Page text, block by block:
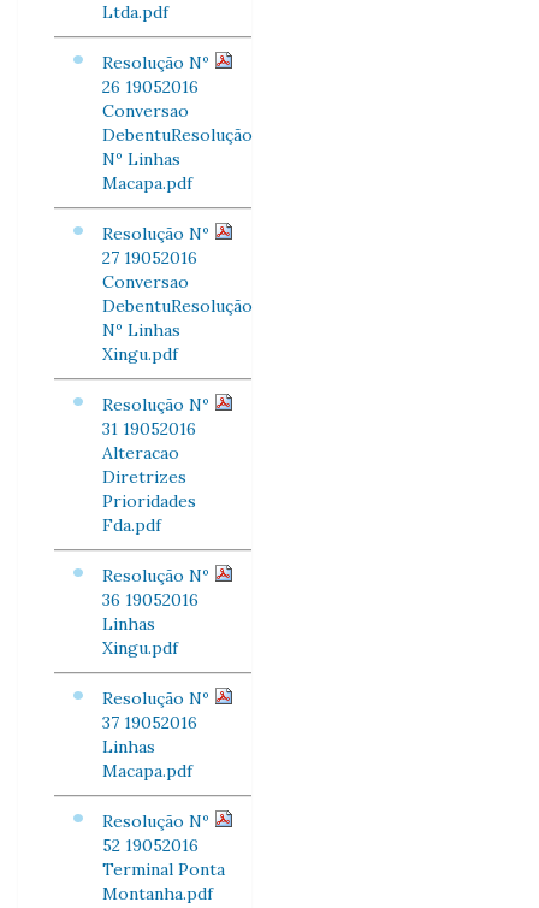
Ltda.pdf
Resolução Nº
26 19052016
Conversao
DebentuResolução
Nº Linhas
Macapa.pdf
Resolução Nº
27 19052016
Conversao
DebentuResolução
Nº Linhas
Xingu.pdf
Resolução Nº
31 19052016
Alteracao
Diretrizes
Prioridades
Fda.pdf
Resolução Nº
36 19052016
Linhas
Xingu.pdf
Resolução Nº
37 19052016
Linhas
Macapa.pdf
Resolução Nº
52 19052016
Terminal Ponta
Montanha.pdf